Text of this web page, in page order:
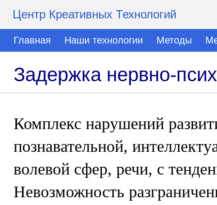
Центр Креативных Технологий
Главная Наши технологии Методы
Задержка нервно-
Комплекс нарушений
познавательной,
волевой сфер, речи, с
Невозможность